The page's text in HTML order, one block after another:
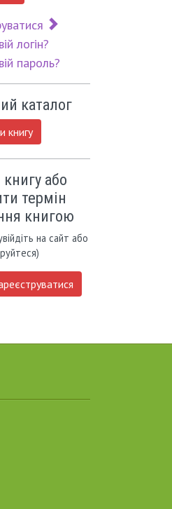
логін?
пароль?
каталог
книгу
або
термін
книгою
на сайт або